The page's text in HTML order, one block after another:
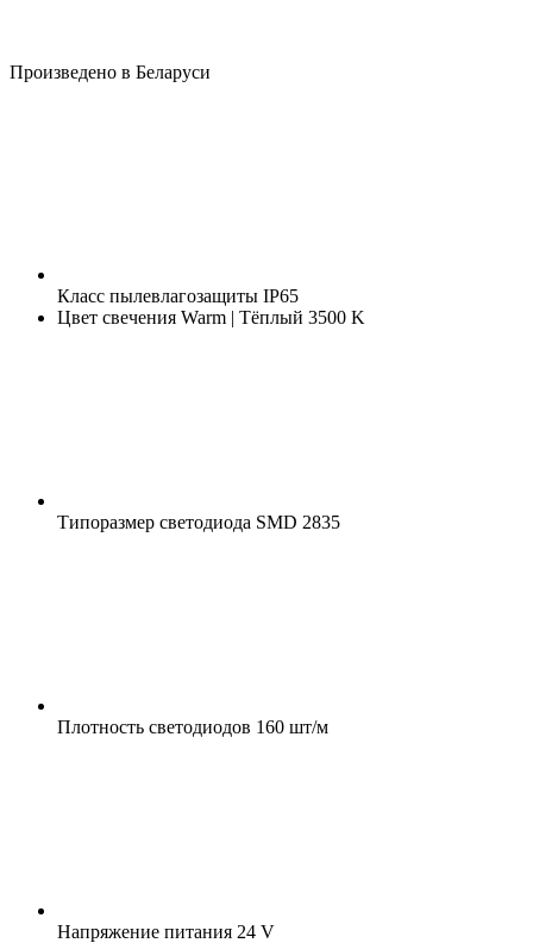
Произведено в Беларуси
Класс пылевлагозащиты IP65
Цвет свечения Warm | Тёплый 3500 K
Типоразмер светодиода SMD 2835
Плотность светодиодов 160 шт/м
Напряжение питания 24 V